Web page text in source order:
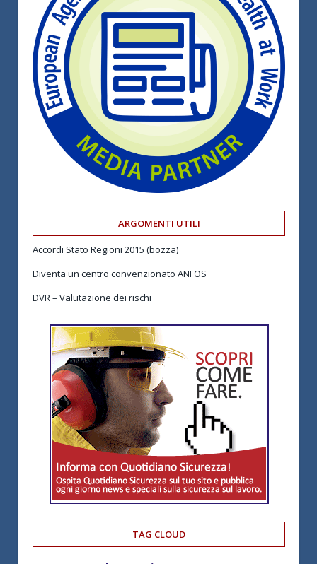
ARGOMENTI UTILI
Accordi Stato Regioni 2015 (bozza)
Diventa un centro convenzionato ANFOS
DVR – Valutazione dei rischi
TAG CLOUD